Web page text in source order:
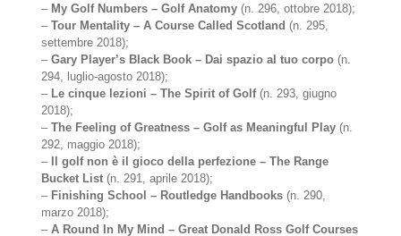
– My Golf Numbers – Golf Anatomy (n. 296, ottobre 2018);
–Tour Mentality – A Course Called Scotland (n. 295,
settembre 2018);
–Gary Player’s Black Book – Dai spazio al tuo corpo (n.
294, luglio-agosto 2018);
– Le cinque lezioni – The Spirit of Golf(n. 293, giugno
2018);
–The Feeling of Greatness – Golf as Meaningful Play (n.
292, maggio 2018);
–
Il golf non è il gioco della perfezione – The Range
Bucket List (n. 291, aprile 2018);
– Finishing School – Routledge Handbooks (n. 290,
marzo 2018);
–A Round In My Mind – Great Donald Ross Golf Courses